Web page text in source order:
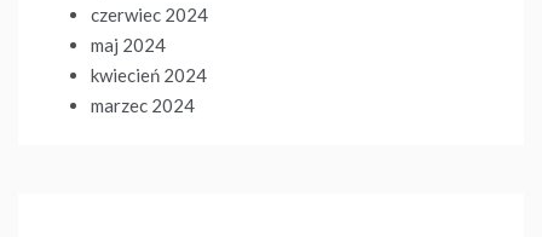
czerwiec 2024
maj 2024
kwiecień 2024
marzec 2024